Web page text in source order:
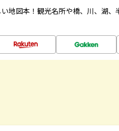
地図本！観光名所や橋、川、湖、